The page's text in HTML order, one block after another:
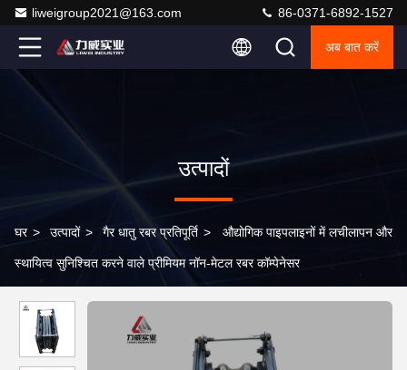
liweigroup2021@163.com 86-0371-6892-1527
अब बात करें
उत्पादों
घर > उत्पादों > गैर धातु रबर प्रतिपूर्ति > औद्योगिक पाइपलाइनों में लचीलापन और
स्थायित्व सुनिश्चित करने वाले प्रीमियम नॉन-मेटल रबर कॉम्पेनेसर